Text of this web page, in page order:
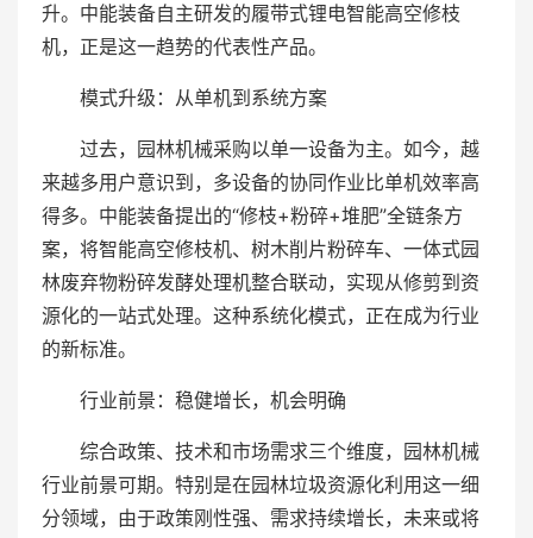
升。中能装备自主研发的履带式锂电智能高空修枝
机，正是这一趋势的代表性产品。
模式升级：从单机到系统方案
过去，园林机械采购以单一设备为主。如今，越
来越多用户意识到，多设备的协同作业比单机效率高
得多。中能装备提出的“修枝+粉碎+堆肥”全链条方
案，将智能高空修枝机、树木削片粉碎车、一体式园
林废弃物粉碎发酵处理机整合联动，实现从修剪到资
源化的一站式处理。这种系统化模式，正在成为行业
的新标准。
行业前景：稳健增长，机会明确
综合政策、技术和市场需求三个维度，园林机械
行业前景可期。特别是在园林垃圾资源化利用这一细
分领域，由于政策刚性强、需求持续增长，未来或将